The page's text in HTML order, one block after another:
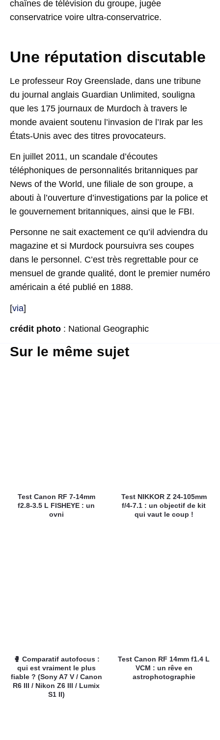
chaînes de télévision du groupe, jugée
conservatrice voire ultra-conservatrice.
Une réputation discutable
Le professeur Roy Greenslade, dans une tribune
du journal anglais Guardian Unlimited, souligna
que les 175 journaux de Murdoch à travers le
monde avaient soutenu l’invasion de l’Irak par les
États-Unis avec des titres provocateurs.
En juillet 2011, un scandale d’écoutes
téléphoniques de personnalités britanniques par
News of the World, une filiale de son groupe, a
abouti à l’ouverture d’investigations par la police et
le gouvernement britanniques, ainsi que le FBI.
Personne ne sait exactement ce qu’il adviendra du
magazine et si Murdock poursuivra ses coupes
dans le personnel. C’est très regrettable pour ce
mensuel de grande qualité, dont le premier numéro
américain a été publié en 1888.
[via]
crédit photo : National Geographic
Sur le même sujet
Test Canon RF 7-14mm
f2.8-3.5 L FISHEYE : un
ovni
Test NIKKOR Z 24-105mm
f/4-7.1 : un objectif de kit
qui vaut le coup !
🥊 Comparatif autofocus :
qui est vraiment le plus
fiable ? (Sony A7 V / Canon
R6 III / Nikon Z6 III / Lumix
S1 II)
Test Canon RF 14mm f1.4 L
VCM : un rêve en
astrophotographie